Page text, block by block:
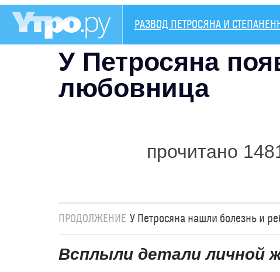
РАЗВОД ПЕТРОСЯНА И
У Петросяна
любовница
прочитано
ПРОДОЛЖЕНИЕ У Петросяна нашли болезнь и
Всплыли детали личной